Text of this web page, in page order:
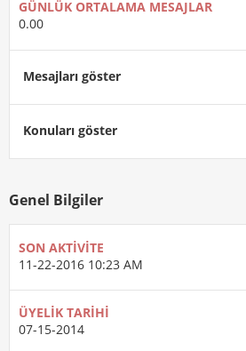
GÜNLÜK ORTALAMA MESAJLAR
0.00
Mesajları göster
Konuları göster
Genel Bilgiler
SON AKTIVITE
11-22-2016 10:23 AM
ÜYELIK TARIHI
07-15-2014